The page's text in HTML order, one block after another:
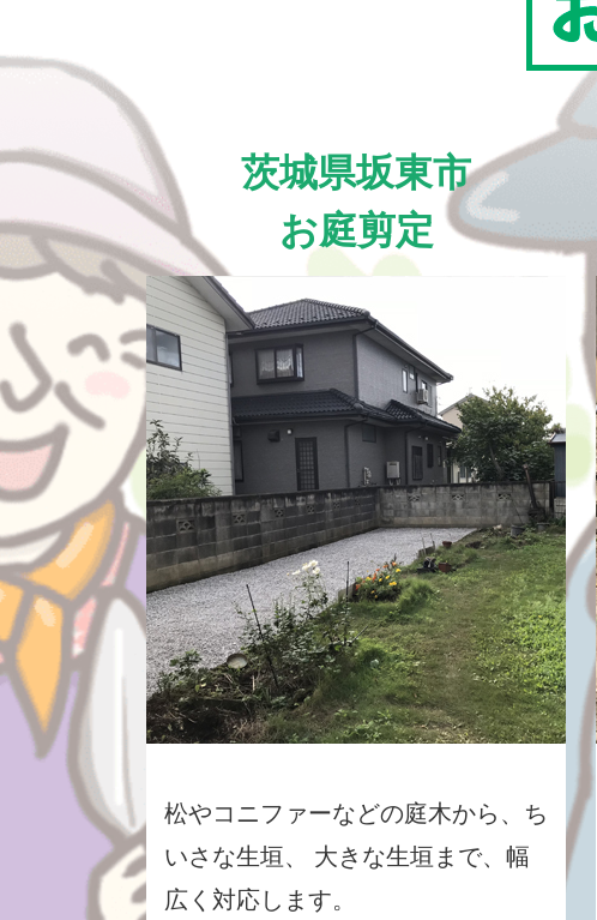
茨城県坂東市
お庭剪定
松やコニファーなどの庭木から、ち
いさな生垣、 大きな生垣まで、幅
広く対応します。